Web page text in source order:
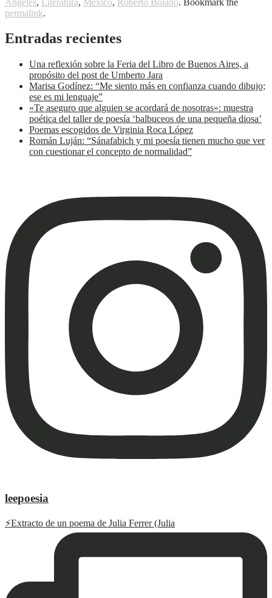
permalink.
Entradas recientes
Una reflexión sobre la Feria del Libro de Buenos Aires, a
propósito del post de Umberto Jara
Marisa Godínez: “Me siento más en confianza cuando dibujo;
ese es mi lenguaje”
«Te aseguro que alguien se acordará de nosotras»: muestra
poética del taller de poesía ‘balbuceos de una pequeña diosa’
Poemas escogidos de Virginia Roca López
Román Luján: “Sánafabich y mi poesía tienen mucho que ver
con cuestionar el concepto de normalidad”
leepoesia
⚡️Extracto de un poema de Julia Ferrer (Julia